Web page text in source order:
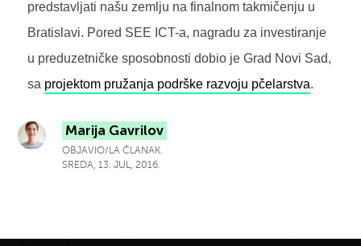
predstavljati našu zemlju na finalnom takmičenju u
Bratislavi. Pored SEE ICT-a, nagradu za investiranje
u preduzetničke sposobnosti dobio je Grad Novi Sad,
sa projektom pružanja podrške razvoju pčelarstva.
Marija Gavrilov
OBJAVIO/LA ČLANAK.
SREDA, 13. JUL, 2016.